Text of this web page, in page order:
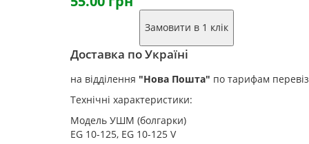
Замовити в 1 клік
Доставка по Україні
на відділення "Нова Пошта" по тарифам
Технічні характеристики:
Модель УШМ (болгарки)
EG 10-125, EG 10-125 V